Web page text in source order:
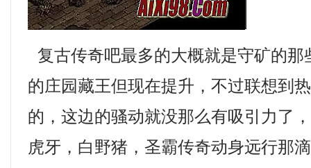
复古传奇吧最多的大概就是守矿的那
的庄园藏王但现在提升，不过联想到
的，这边的骚动就没那么有吸引力了
虎牙，白野猪，圣霸传奇动身远行那